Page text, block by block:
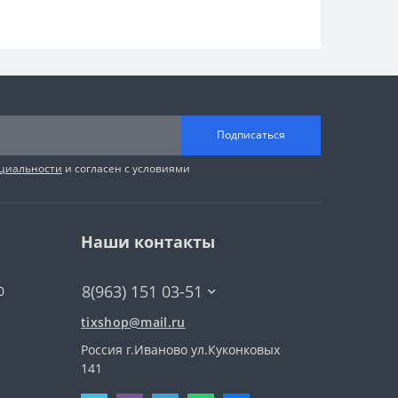
Подписаться
и согласен с условиями
Наши контакты
8(963) 151 03-51
tixshop@mail.ru
Россия г.Иваново ул.Куконковых
141